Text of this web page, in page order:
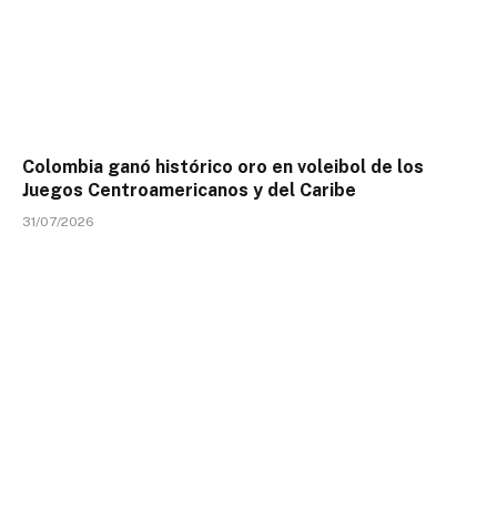
Colombia ganó histórico oro en voleibol de los
Juegos Centroamericanos y del Caribe
31/07/2026